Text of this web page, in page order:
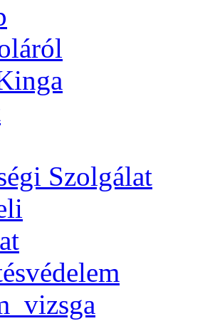
Szolgálat